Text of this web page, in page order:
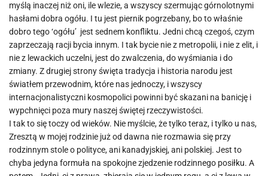
myślą inaczej niż oni, ile wlezie, a wszyscy szermując górnolotnymi
hasłami dobra ogółu. I tu jest piernik pogrzebany, bo to właśnie
dobro tego ‘ogółu’ jest sednem konfliktu. Jedni chcą czegoś, czym
zaprzeczają racji bycia innym. I tak bycie nie z metropolii, i nie z elit, i
nie z lewackich uczelni, jest do zwalczenia, do wyśmiania i do
zmiany. Z drugiej strony święta tradycja i historia narodu jest
światłem przewodnim, które nas jednoczy, i wszyscy
internacjonalistyczni kosmopolici powinni być skazani na banicję i
wypchnięci poza mury naszej świętej rzeczywistości.
I tak to się toczy od wieków. Nie myślcie, że tylko teraz, i tylko u nas,
Zresztą w mojej rodzinie już od dawna nie rozmawia się przy
rodzinnym stole o polityce, ani kanadyjskiej, ani polskiej. Jest to
chyba jedyna formuła na spokojne zjedzenie rodzinnego posiłku. A